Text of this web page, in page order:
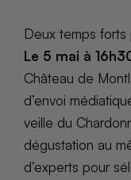
Deux temps forts
Le 5 mai à
Château de
d’envoi
veille du
dégustation au
d’experts pour